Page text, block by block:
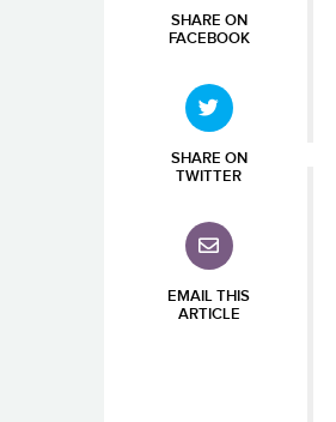
SHARE ON
FACEBOOK
SHARE ON
TWITTER
EMAIL THIS
ARTICLE